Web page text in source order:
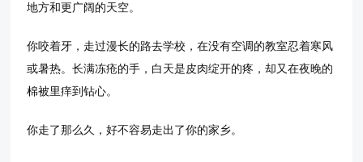
地方和更广阔的天空。
你咬着牙，走过漫长的路去学校，在没有空调的教室忍着寒风
或暑热。长满冻疮的手，白天是皮肉绽开的疼，却又在夜晚的
棉被里痒到钻心。
你走了那么久，好不容易走出了你的家乡。